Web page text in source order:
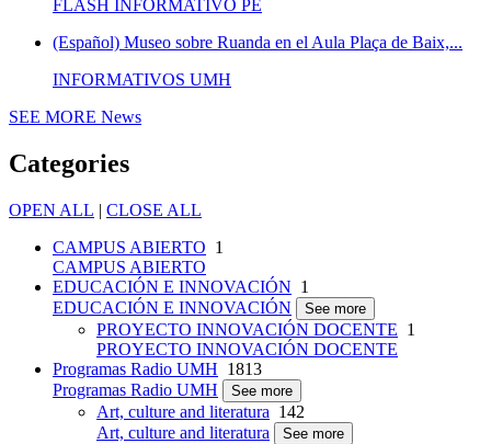
FLASH INFORMATIVO PE
(Español) Museo sobre Ruanda en el Aula Plaça de Baix,...
INFORMATIVOS UMH
SEE MORE News
Categories
OPEN ALL | CLOSE ALL
CAMPUS ABIERTO 1
CAMPUS ABIERTO
EDUCACIÓN E INNOVACIÓN 1
EDUCACIÓN E INNOVACIÓN
See more
PROYECTO INNOVACIÓN DOCENTE 1
PROYECTO INNOVACIÓN DOCENTE
Programas Radio UMH 1813
Programas Radio UMH
See more
Art, culture and literatura 142
Art, culture and literatura
See more